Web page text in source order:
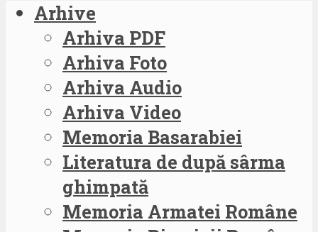
Arhive
Arhiva PDF
Arhiva Foto
Arhiva Audio
Arhiva Video
Memoria Basarabiei
Literatura de după sârma
ghimpată
Memoria Armatei Române